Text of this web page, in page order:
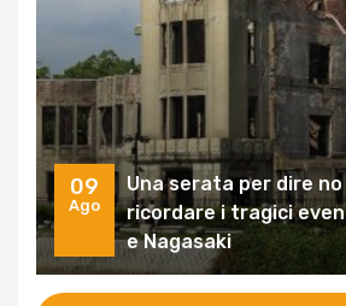
09
Ago
Una serata per dire
ricordare i tragici
e Nagasaki